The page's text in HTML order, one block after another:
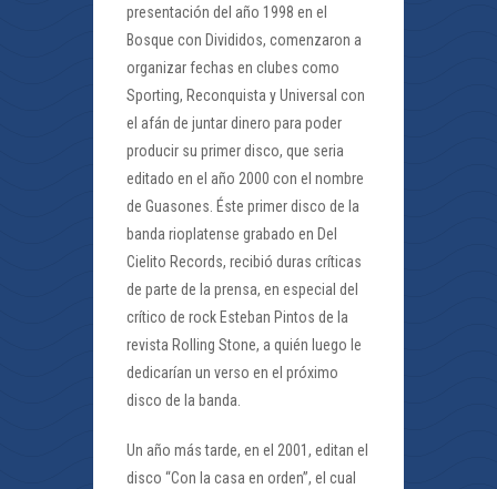
presentación del año 1998 en el
Bosque con Divididos, comenzaron a
organizar fechas en clubes como
Sporting, Reconquista y Universal con
el afán de juntar dinero para poder
producir su primer disco, que seria
editado en el año 2000 con el nombre
de Guasones. Éste primer disco de la
banda rioplatense grabado en Del
Cielito Records, recibió duras críticas
de parte de la prensa, en especial del
crítico de rock Esteban Pintos de la
revista Rolling Stone, a quién luego le
dedicarían un verso en el próximo
disco de la banda.
Un año más tarde, en el 2001, editan el
disco “Con la casa en orden”, el cual